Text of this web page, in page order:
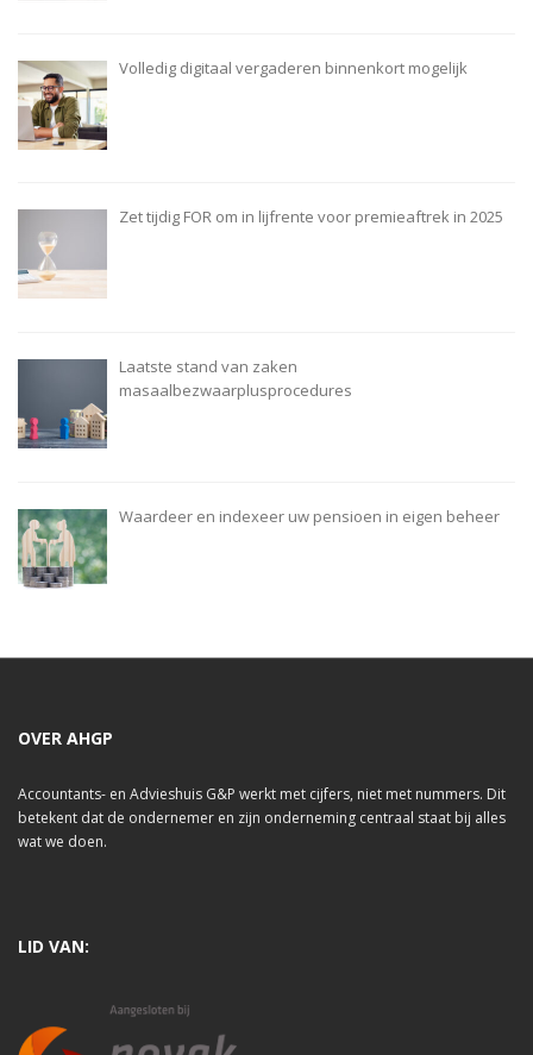
Volledig digitaal vergaderen binnenkort mogelijk
Zet tijdig FOR om in lijfrente voor premieaftrek in 2025
Laatste stand van zaken
masaalbezwaarplusprocedures
Waardeer en indexeer uw pensioen in eigen beheer
OVER AHGP
Accountants- en Advieshuis G&P werkt met cijfers, niet met nummers. Dit
betekent dat de ondernemer en zijn onderneming centraal staat bij alles
wat we doen.
LID VAN: